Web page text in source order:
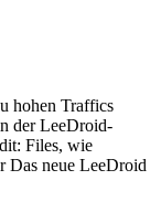
hohen Traffics
der LeeDroid-
Files, wie
Das neue LeeDroid